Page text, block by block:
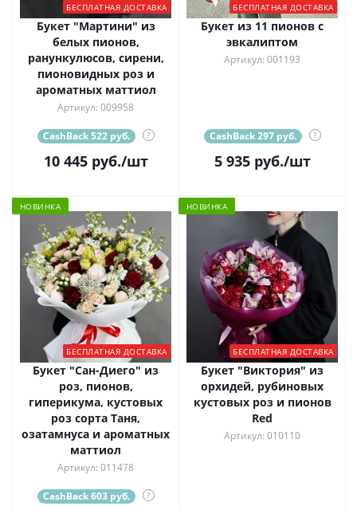
БЕСПЛАТНАЯ ДОСТАВКА
Букет "Мартини" из
белых пионов,
ранункулюсов, сирени,
пионовидных роз и
ароматных маттиол
Артикул: 009958
CashBack 522 руб. ?
10 445руб./шт
БЕСПЛАТНАЯ ДОСТАВКА
Букет из 11 пионов с
эвкалиптом
Артикул: 001193
CashBack 297 руб. ?
5 935руб./шт
НОВИНКА
БЕСПЛАТНАЯ ДОСТАВКА
Букет "Сан-Диего" из
роз, пионов,
гиперикума, кустовых
роз сорта Таня,
озатамнуса и ароматных
маттиол
Артикул: 011478
CashBack 603 руб. ?
НОВИНКА
БЕСПЛАТНАЯ ДОСТАВКА
Букет "Виктория" из
орхидей, рубиновых
кустовых роз и пионов
Red
Артикул: 010110